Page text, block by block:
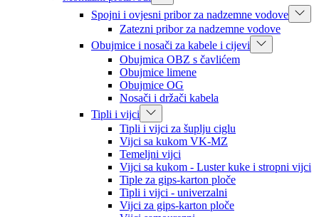
Spojni i ovjesni pribor za nadzemne vodove
Zatezni pribor za nadzemne vodove
Obujmice i nosači za kabele i cijevi
Obujmica OBZ s čavlićem
Obujmice limene
Obujmice OG
Nosači i držači kabela
Tipli i vijci
Tipli i vijci za šuplju ciglu
Vijci sa kukom VK-MZ
Temeljni vijci
Vijci sa kukom - Luster kuke i stropni vijci
Tiple za gips-karton ploče
Tipli i vijci - univerzalni
Vijci za gips-karton ploče